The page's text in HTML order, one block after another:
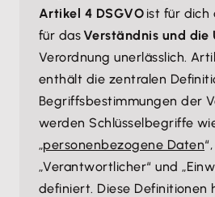
Artikel 4 DSGVO ist für dich
für das Verständnis und die
Verordnung unerlässlich.
enthält die zentralen
Begriffsbestimmungen der
werden Schlüsselbegriffe
„personenbezogene Daten
„Verantwortlicher“ und
definiert. Diese Definitionen